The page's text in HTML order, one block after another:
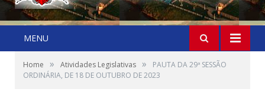
MENU
Home » Atividades Legislativas »
PAUTA DA 29ª SESSÃO
ORDINÁRIA, DE 18 DE OUTUBRO DE 2023